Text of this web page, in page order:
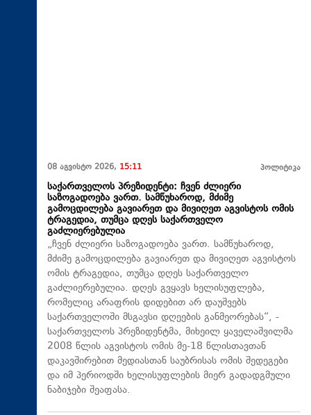
08 აგვისტო 2026, 15:11 პოლიტიკა
საქართველოს პრეზიდენტი: ჩვენ ძლიერი
საზოგადოება ვართ. სამწუხაროდ, მძიმე
გამოცდილება გავიარეთ და მივიღეთ აგვისტოს ომის
ტრაგედია, თუმცა დღეს საქართველო
გაძლიერებულია
„ჩვენ ძლიერი საზოგადოება ვართ. სამწუხაროდ,
მძიმე გამოცდილება გავიარეთ და მივიღეთ აგვისტოს
ომის ტრაგედია, თუმცა დღეს საქართველო
გაძლიერებულია. დღეს გვყავს ხელისუფლება,
რომელიც არაფრის დიდებით არ დაუშვებს
საქართველოში მსგავსი დღეების განმეორებას“, -
საქართველოს პრეზიდენტმა, მიხეილ ყაველაშვილმა
2008 წლის აგვისტოს ომის მე-18 წლისთავთან
დაკავშირებით მედიასთან საუბრისას ომის შედეგები
და იმ პერიოდში ხელისუფლების მიერ გადადგმული
ნაბიჯები შეაფასა.